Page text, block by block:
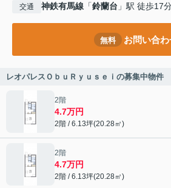
交通 神鉄有馬線 「鈴蘭台 」駅 徒歩17
無料 お問い合わ
レオパレスＯｂｕＲｙｕｓｅｉの募集中物件
2階
4.7万円
2階 / 6.13坪(20.28㎡)
2階
4.7万円
2階 / 6.13坪(20.28㎡)